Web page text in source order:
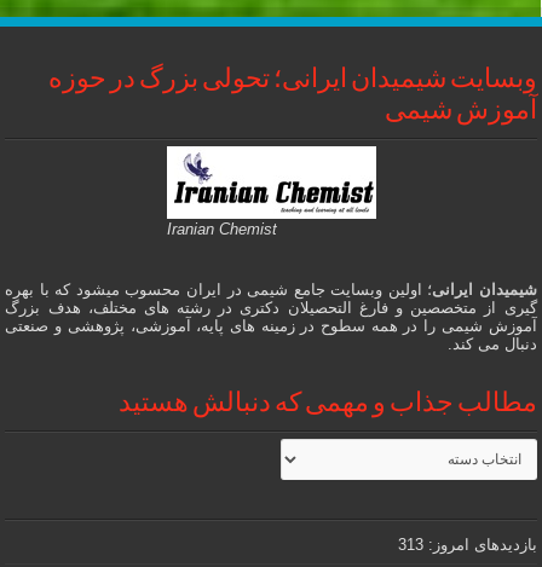
وبسایت شیمیدان ایرانی؛ تحولی بزرگ در حوزه
آموزش شیمی
Iranian Chemist
شیمیدان ایرانی؛ اولین وبسایت جامع شیمی در ایران محسوب میشود که با بهره
گیری از متخصصین و فارغ التحصیلان دکتری در رشته های مختلف، هدف بزرگ
آموزش شیمی را در همه سطوح در زمینه های پایه، آموزشی، پژوهشی و صنعتی
دنبال می کند.
مطالب جذاب و مهمی که دنبالش هستید
مطالب
جذاب
و
که
دنبالش
هستید
بازدیدهای امروز: 313